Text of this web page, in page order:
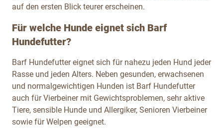
auf den ersten Blick teurer erscheinen.
Für welche Hunde eignet sich Barf
Hundefutter?
Barf Hundefutter eignet sich für nahezu jeden Hund jeder
Rasse und jeden Alters. Neben gesunden, erwachsenen
und normalgewichtigen Hunden ist Barf Hundefutter
auch für Vierbeiner mit Gewichtsproblemen, sehr aktive
Tiere, sensible Hunde und Allergiker, Senioren Vierbeiner
sowie für Welpen geeignet.